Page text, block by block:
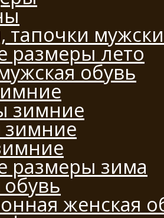
тапочки
размеры лето
обувь
зимние
зимние
размеры зима
женская